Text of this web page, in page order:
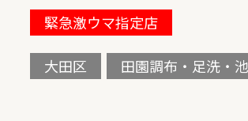
緊急激ウマ指定店
大田区 田園調布・足洗・